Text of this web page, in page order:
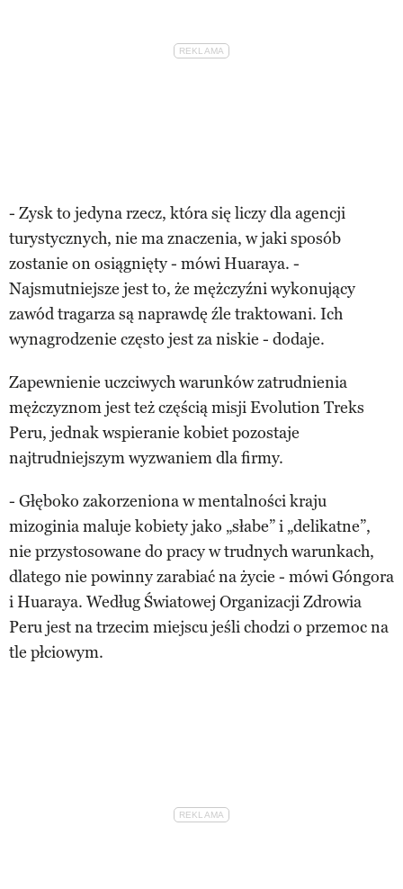
- Zysk to jedyna rzecz, która się liczy dla agencji
turystycznych, nie ma znaczenia, w jaki sposób
zostanie on osiągnięty - mówi Huaraya. -
Najsmutniejsze jest to, że mężczyźni wykonujący
zawód tragarza są naprawdę źle traktowani. Ich
wynagrodzenie często jest za niskie - dodaje.
Zapewnienie uczciwych warunków zatrudnienia
mężczyznom jest też częścią misji Evolution Treks
Peru, jednak wspieranie kobiet pozostaje
najtrudniejszym wyzwaniem dla firmy.
- Głęboko zakorzeniona w mentalności kraju
mizoginia maluje kobiety jako „słabe” i „delikatne”,
nie przystosowane do pracy w trudnych warunkach,
dlatego nie powinny zarabiać na życie - mówi Góngora
i Huaraya. Według Światowej Organizacji Zdrowia
Peru jest na trzecim miejscu jeśli chodzi o przemoc na
tle płciowym.